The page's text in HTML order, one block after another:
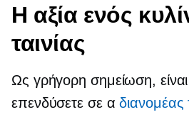
Η αξία ενός
ταινίας
Ως γρήγορη σημείωση,
επενδύσετε σε αδιανομέας